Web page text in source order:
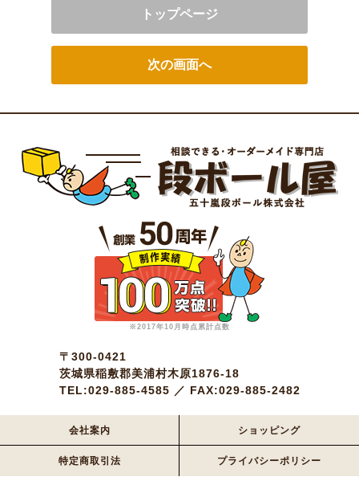
※2017年10月時点累計点数
〒300-0421
茨城県稲敷郡美浦村木原1876-18
TEL:029-885-4585 ／ FAX:029-885-2482
会社案内 ショッピング
特定商取引法 プライバシーポリシー